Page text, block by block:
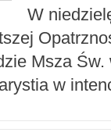
W
Msza Św.
w